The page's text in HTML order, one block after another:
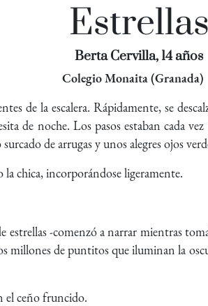
Estrellas
Berta Cervilla, 14 años
Colegio Monaita (Granada)
de la escalera. Rápidamente, se
de noche. Los pasos estaban cada
de arrugas y unos alegres ojos
la chica, incorporándose ligeramente.
estrellas -comenzó a narrar mientras
de puntitos que iluminan la
el ceño fruncido.